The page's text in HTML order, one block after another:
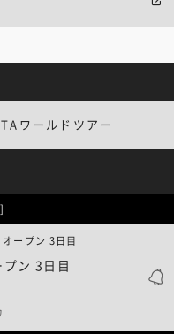
ワールドツアー
ン 3日目
ープン 3日目